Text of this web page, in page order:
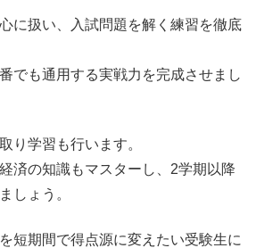
に扱い、入試問題を解く練習を徹底
でも通用する実戦力を完成させまし
り学習も行います。
済の知識もマスターし、2学期以降
しょう。
短期間で得点源に変えたい受験生に